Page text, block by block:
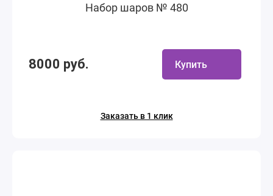
Набор шаров № 480
8000 руб. Купить
Заказать в 1 клик